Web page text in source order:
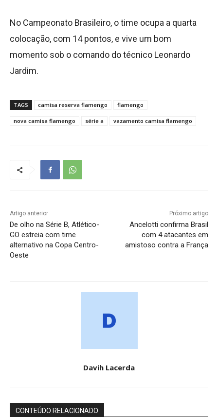
No Campeonato Brasileiro, o time ocupa a quarta
colocação, com 14 pontos, e vive um bom
momento sob o comando do técnico Leonardo
Jardim.
TAGS camisa reserva flamengo flamengo
nova camisa flamengo série a vazamento camisa flamengo
Artigo anterior
De olho na Série B, Atlético-
GO estreia com time
alternativo na Copa Centro-
Oeste
Próximo artigo
Ancelotti confirma Brasil
com 4 atacantes em
amistoso contra a França
Davih Lacerda
CONTEÚDO RELACIONADO